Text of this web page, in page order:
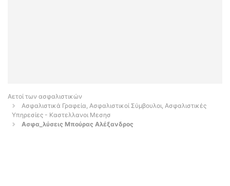
Αετοί των ασφαλιστικών
Ασφαλιστικά Γραφεία, Ασφαλιστικοί Σύμβουλοι, Ασφαλιστικές
Υπηρεσίες - Καστελλανοι Μεσησ
Ασφα_λύσεις Μπούρας Αλέξανδρος